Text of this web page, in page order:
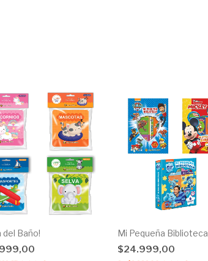
del Baño! Mi Pequeña Biblioteca
$24.999,00